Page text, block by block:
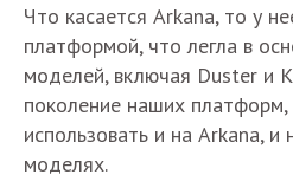
Что касается Arkana, то у
платформой, что легла в
моделей, включая Duster и
поколение наших
использовать и на Arkana,
моделях.